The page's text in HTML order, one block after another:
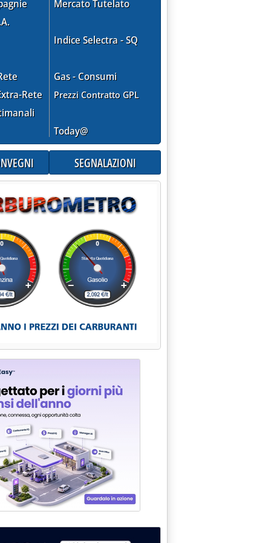
Rete
Mercato Tutelato
Indice Selectra - SQ
Gas - Consumi
Prezzi Contratto GPL
Today@
SEGNALAZIONI